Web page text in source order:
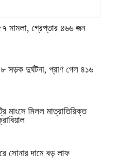
মামলা, গ্রেপ্তার ৪৬৬ জন
সড়ক দুর্ঘটনা, প্রাণ গেল ৪১৬
মাংসে মিলল মাত্রাতিরিক্ত
সোনার দামে বড় লাফ